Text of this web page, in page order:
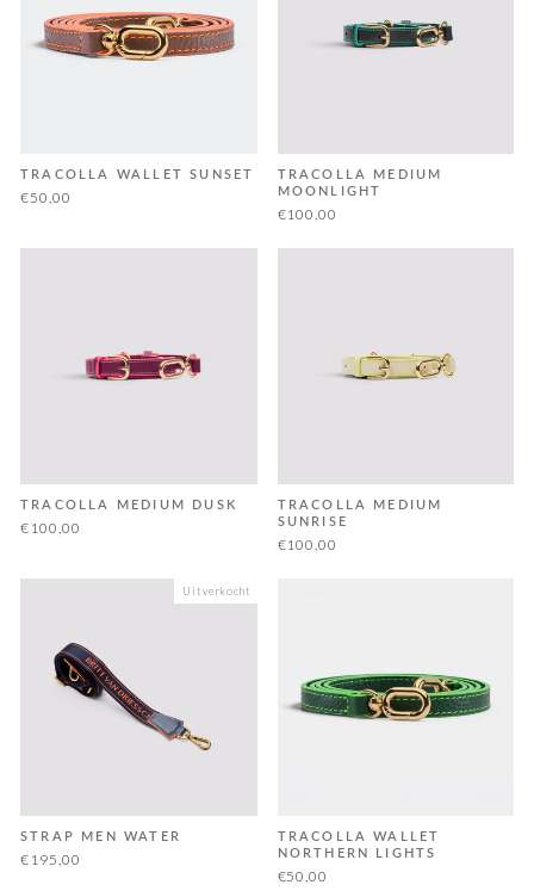
TRACOLLA WALLET SUNSET
€50,00
TRACOLLA MEDIUM
MOONLIGHT
€100,00
TRACOLLA MEDIUM DUSK
€100,00
TRACOLLA MEDIUM
SUNRISE
€100,00
Uitverkocht
STRAP MEN WATER
€195,00
TRACOLLA WALLET
NORTHERN LIGHTS
€50,00